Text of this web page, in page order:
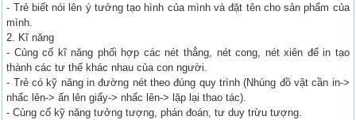
- Trẻ biết nói lên ý tưởng tạo hình của mình và đặt tên cho sản phẩm của
mình.
2. Kĩ năng
- Củng cố kĩ năng phối hợp các nét thẳng, nét cong, nét xiên để in tạo
thành các tư thế khác nhau của con người.
- Trẻ có kỹ năng in đường nét theo đúng quy trình (Nhúng đồ vật cần in->
nhấc lên-> ấn lên giấy-> nhấc lên-> lặp lại thao tác).
- Củng cố kỹ năng tưởng tượng, phán đoán, tư duy trừu tượng.